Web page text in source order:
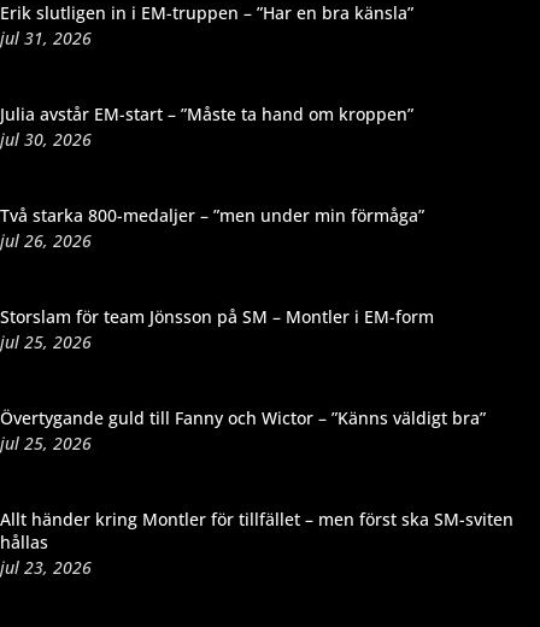
Erik slutligen in i EM-truppen – ”Har en bra känsla”
jul 31, 2026
Julia avstår EM-start – ”Måste ta hand om kroppen”
jul 30, 2026
Två starka 800-medaljer – ”men under min förmåga”
jul 26, 2026
Storslam för team Jönsson på SM – Montler i EM-form
jul 25, 2026
Övertygande guld till Fanny och Wictor – ”Känns väldigt bra”
jul 25, 2026
Allt händer kring Montler för tillfället – men först ska SM-sviten
hållas
jul 23, 2026